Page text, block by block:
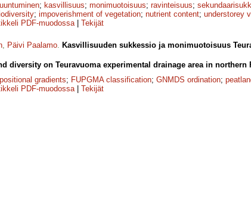
; kasvillisuus; monimuotoisuus; ravinteisuus;
; impoverishment of vegetation; nutrient content; understorey
PDF-muodossa| Tekijät
, Päivi Paalamo. Kasvillisuuden sukkessio ja monimuotoisuus
diversity on Teuravuoma experimental drainage area in northern
gradients; FUPGMA classification; GNMDS ordination;
PDF-muodossa| Tekijät